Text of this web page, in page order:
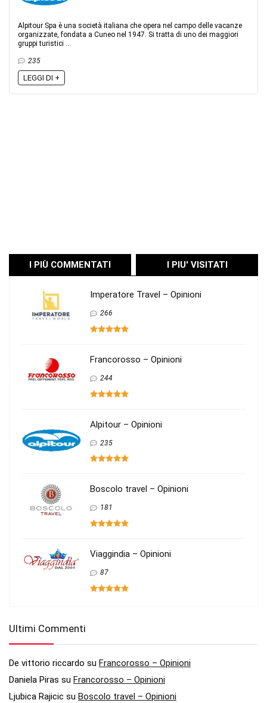
Alpitour Spa è una società italiana che opera nel campo delle vacanze
organizzate, fondata a Cuneo nel 1947. Si tratta di uno dei maggiori
gruppi turistici ...
235
LEGGI DI +
I PIÙ COMMENTATI I PIU' VISITATI
Imperatore Travel – Opinioni
266
Francorosso – Opinioni
244
Alpitour – Opinioni
235
Boscolo travel – Opinioni
181
Viaggindia – Opinioni
87
Ultimi Commenti
De vittorio riccardo su Francorosso – Opinioni
Daniela Piras su Francorosso – Opinioni
Ljubica Rajicic su Boscolo travel – Opinioni